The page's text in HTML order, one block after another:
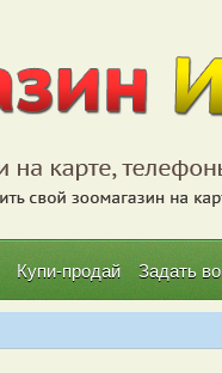
Купи-продай Задать